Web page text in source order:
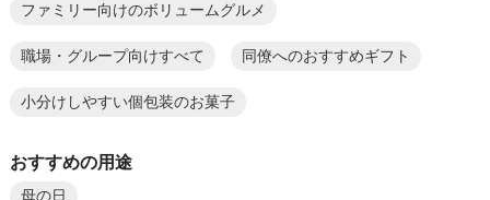
ファミリー向けのボリュームグルメ
職場・グループ向けすべて 同僚へのおすすめギフト
小分けしやすい個包装のお菓子
おすすめの用途
母の日